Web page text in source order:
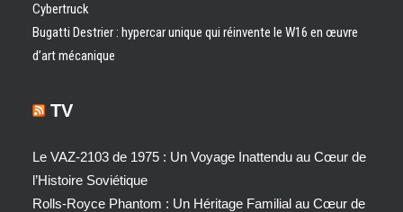
Cybertruck
Bugatti Destrier : hypercar unique qui réinvente le W16 en œuvre
d’art mécanique
TV
Le VAZ-2103 de 1975 : Un Voyage Inattendu au Cœur de
l’Histoire Soviétique
Rolls-Royce Phantom : Un Héritage Familial au Cœur de